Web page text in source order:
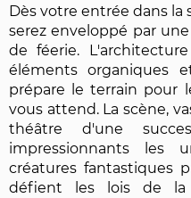
Dès votre entrée dans la
serez enveloppé par
de féerie.
éléments organiques
prépare le terrain pour
vous attend. La scène,
théâtre d'une
impressionnants les
créatures fantastiques
défient les lois de la